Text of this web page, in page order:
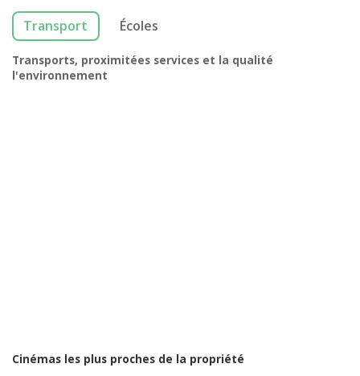
Transport Écoles
Transports, proximitées services et la qualité
l'environnement
Cinémas les plus proches de la propriété